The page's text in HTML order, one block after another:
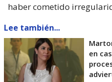
haber cometido
Lee también...
en